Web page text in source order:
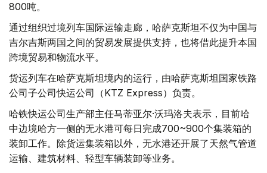
800吨。
通过组织过境列车国际运输走廊，哈萨克斯坦不仅为中国与
吉尔吉斯两国之间的贸易发展提供支持，也将借此提升本国
跨境贸易和物流水平。
货运列车在哈萨克斯坦境内的运行，由哈萨克斯坦国家铁路
公司子公司快运公司（KTZ Express）负责。
哈铁快运公司生产部主任马蒂亚尔·沃玛洛夫表示，目前哈
中边境哈方一侧的无水港可每日完成700~900个集装箱的
装卸工作。除货运集装箱以外，无水港还开展了天然气管道
运输、建筑材料、轻型车辆装卸等业务。